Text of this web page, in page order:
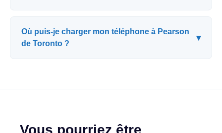
Où puis-je charger mon téléphone à Pearson
de Toronto ?
▾
Vous pourriez être